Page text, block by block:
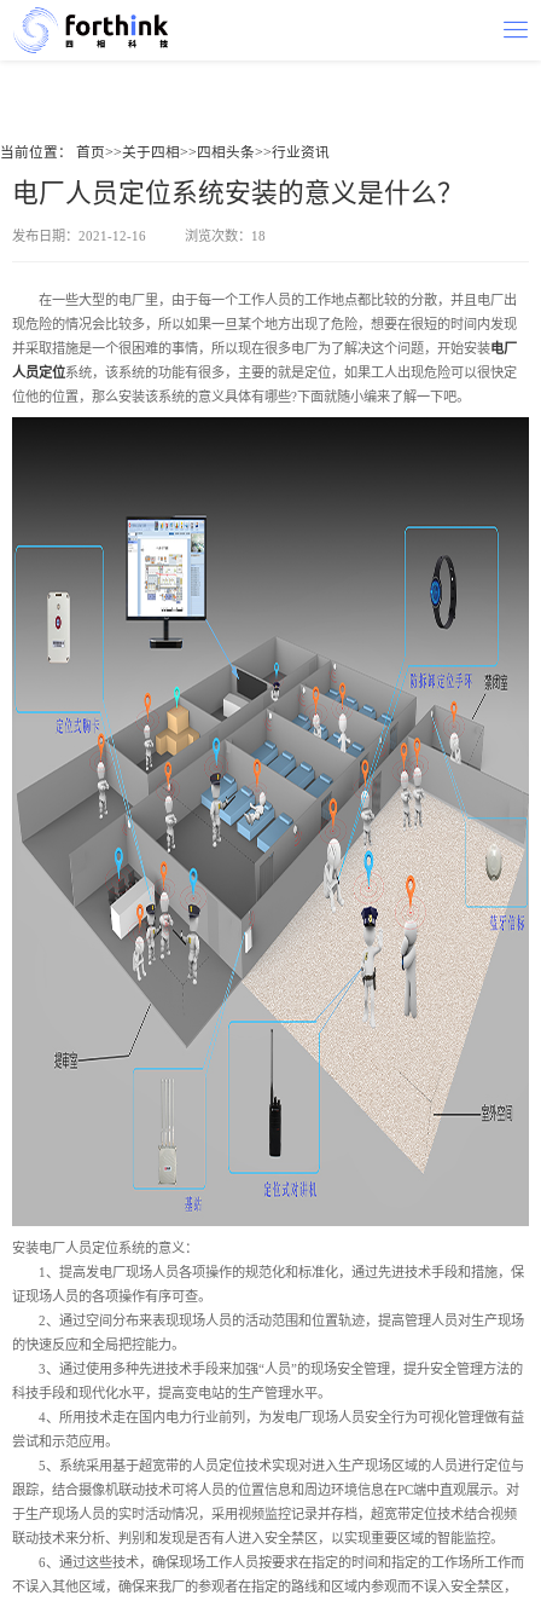
当前位置： 首页>>关于四相>> 四相头条>>行业资讯
电厂人员定位系统安装的意义是什么？
发布日期：2021-12-16 浏览次数：18
在一些大型的电厂里，由于每一个工作人员的工作地点都比较的分散，并且电厂出
现危险的情况会比较多，所以如果一旦某个地方出现了危险，想要在很短的时间内发现
并采取措施是一个很困难的事情，所以现在很多电厂为了解决这个问题，开始安装电厂
人员定位系统，该系统的功能有很多，主要的就是定位，如果工人出现危险可以很快定
位他的位置，那么安装该系统的意义具体有哪些?下面就随小编来了解一下吧。
安装电厂人员定位系统的意义：
1、提高发电厂现场人员各项操作的规范化和标准化，通过先进技术手段和措施，保
证现场人员的各项操作有序可查。
2、通过空间分布来表现现场人员的活动范围和位置轨迹，提高管理人员对生产现场
的快速反应和全局把控能力。
3、通过使用多种先进技术手段来加强“人员”的现场安全管理，提升安全管理方法的
科技手段和现代化水平，提高变电站的生产管理水平。
4、所用技术走在国内电力行业前列，为发电厂现场人员安全行为可视化管理做有益
尝试和示范应用。
5、系统采用基于超宽带的人员定位技术实现对进入生产现场区域的人员进行定位与
跟踪，结合摄像机联动技术可将人员的位置信息和周边环境信息在PC端中直观展示。对
于生产现场人员的实时活动情况，采用视频监控记录并存档，超宽带定位技术结合视频
联动技术来分析、判别和发现是否有人进入安全禁区，以实现重要区域的智能监控。
6、通过这些技术，确保现场工作人员按要求在指定的时间和指定的工作场所工作而
不误入其他区域，确保来我厂的参观者在指定的路线和区域内参观而不误入安全禁区，